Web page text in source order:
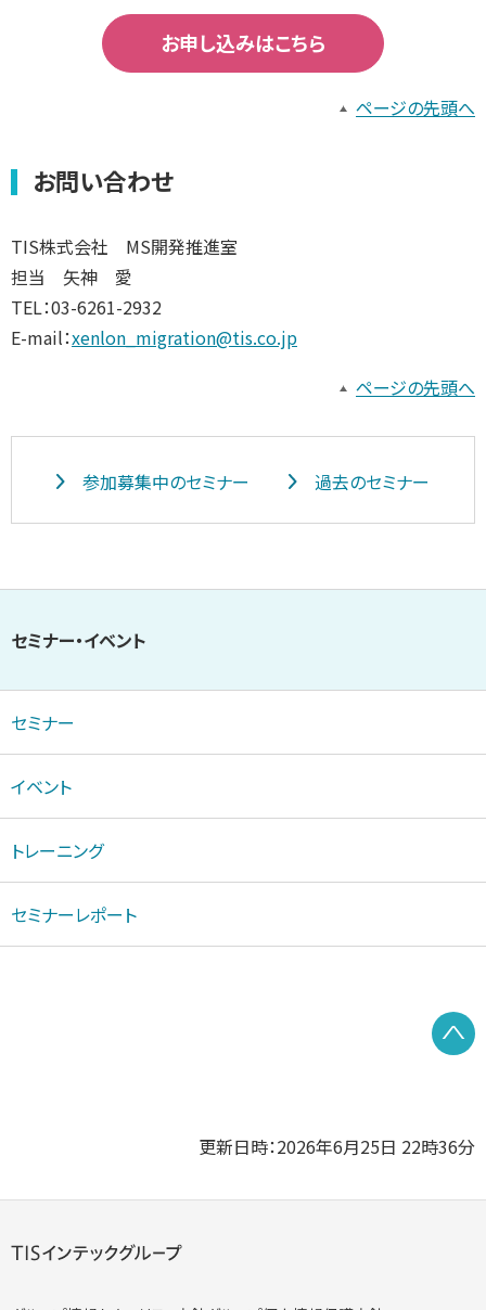
お申し込みはこちら
ページの先頭へ
お問い合わせ
TIS株式会社 MS開発推進室
担当 矢神 愛
TEL：03-6261-2932
E-mail：xenlon_migration@tis.co.jp
ページの先頭へ
参加募集中のセミナー 過去のセミナー
セミナー・イベント
セミナー
イベント
トレーニング
セミナーレポート
更新日時：2026年6月25日 22時36分